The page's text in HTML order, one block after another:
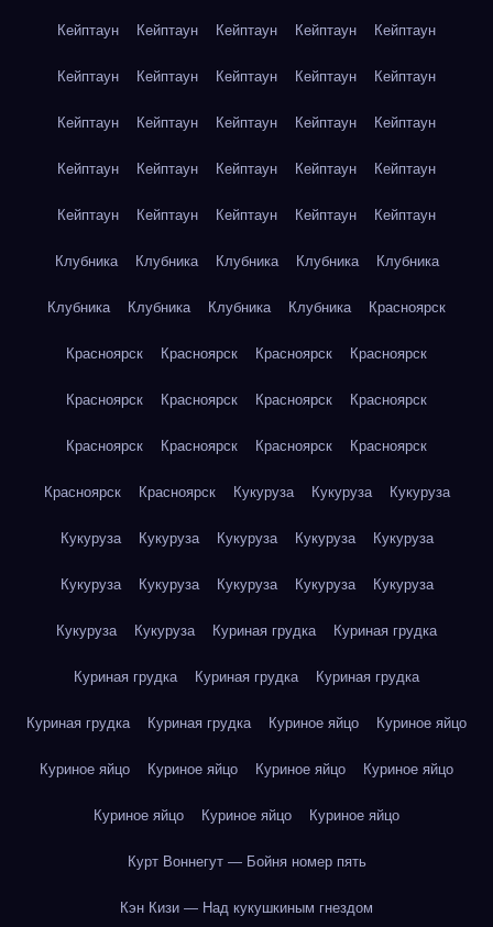
Кейптаун Кейптаун Кейптаун Кейптаун Кейптаун
Кейптаун Кейптаун Кейптаун Кейптаун Кейптаун
Кейптаун Кейптаун Кейптаун Кейптаун Кейптаун
Кейптаун Кейптаун Кейптаун Кейптаун Кейптаун
Кейптаун Кейптаун Кейптаун Кейптаун Кейптаун
Клубника Клубника Клубника Клубника Клубника
Клубника Клубника Клубника Клубника Красноярск
Красноярск Красноярск Красноярск Красноярск
Красноярск Красноярск Красноярск Красноярск
Красноярск Красноярск Красноярск Красноярск
Красноярск Красноярск Кукуруза Кукуруза Кукуруза
Кукуруза Кукуруза Кукуруза Кукуруза Кукуруза
Кукуруза Кукуруза Кукуруза Кукуруза Кукуруза
Кукуруза Кукуруза Куриная грудка Куриная грудка
Куриная грудка Куриная грудка Куриная грудка
Куриная грудка Куриная грудка Куриное яйцо Куриное яйцо
Куриное яйцо Куриное яйцо Куриное яйцо Куриное яйцо
Куриное яйцо Куриное яйцо Куриное яйцо
Курт Воннегут — Бойня номер пять
Кэн Кизи — Над кукушкиным гнездом